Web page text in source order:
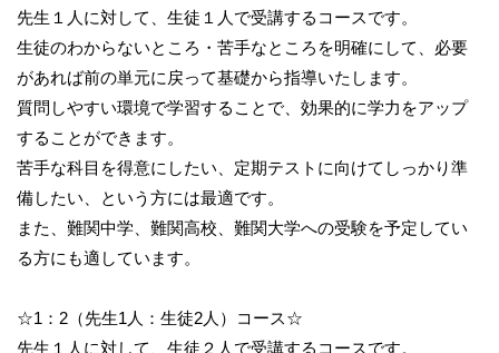
先生１人に対して、生徒１人で受講するコースです。
生徒のわからないところ・苦手なところを明確にして、必要
があれば前の単元に戻って基礎から指導いたします。
質問しやすい環境で学習することで、効果的に学力をアップ
することができます。
苦手な科目を得意にしたい、定期テストに向けてしっかり準
備したい、という方には最適です。
また、難関中学、難関高校、難関大学への受験を予定してい
る方にも適しています。
☆1：2（先生1人：生徒2人）コース☆
先生１人に対して、生徒２人で受講するコースです。